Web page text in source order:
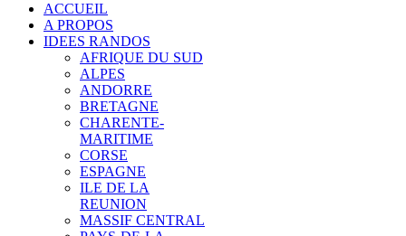
ACCUEIL
A PROPOS
IDEES RANDOS
AFRIQUE DU SUD
ALPES
ANDORRE
BRETAGNE
CHARENTE-
MARITIME
CORSE
ESPAGNE
ILE DE LA
REUNION
MASSIF CENTRAL